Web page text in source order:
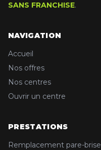
SANS FRANCHISE.
NAVIGATION
Accueil
Nos offres
Nos centres
Ouvrir un centre
PRESTATIONS
Remplacement pare-brise